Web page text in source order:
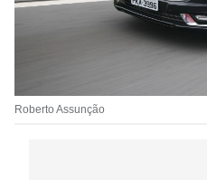
Roberto Assunção